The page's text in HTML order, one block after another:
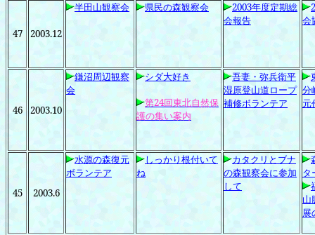
47 2003.12
半田山観察会 県民の森観察会 2003年度定期総
会報告
会
46 2003.10
鎌沼周辺観察
会
シダ大好き
第24回東北自然保
護の集い案内
吾妻・弥兵衛平
湿原登山道ロープ
補修ボランテア
分
元
45 2003.6
水源の森復元
ボランテア
しっかり根付いて
ね
カタクリとブナ
の森観察会に参加
して
タ
山
展